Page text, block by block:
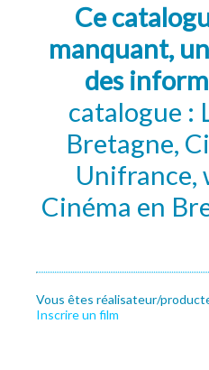
Ce
manquant,
des
catalogue :
Bretagne,
Unifrance,
Cinéma en
Vous êtes réalisateur/
Inscrire un film